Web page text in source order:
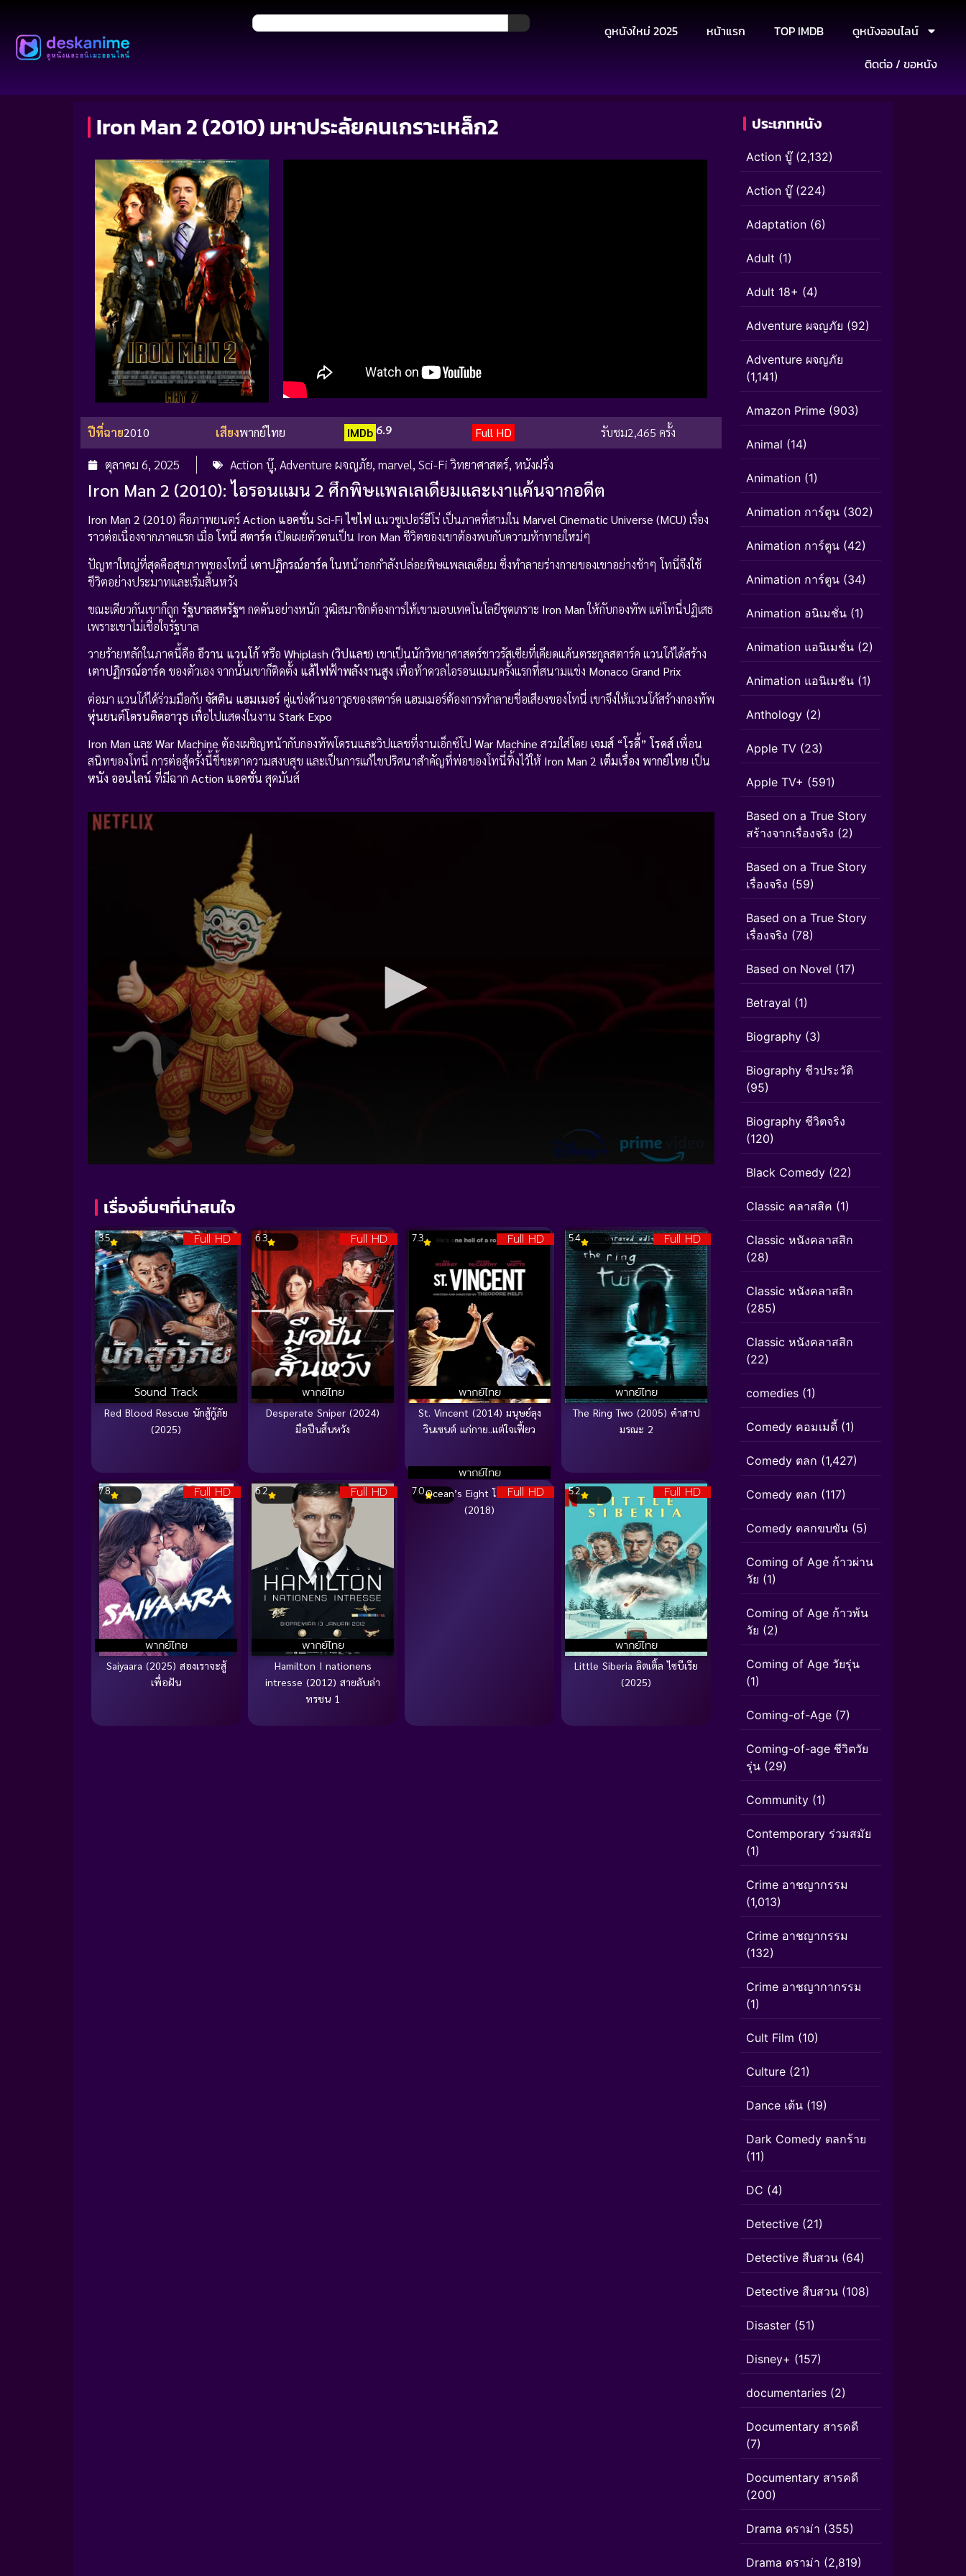
ดูหนังใหม่ 2025 หน้าแรก TOP IMDB
ดูหนังออนไลน์
ติดต่อ / ขอหนัง
Iron Man 2 (2010) มหาประลัยคนเกราะเหล็ก2
ปีที่ฉาย2010 เสียงพากย์ไทย IMDb 6.9 Full HD รับชม2,465 ครั้ง
ตุลาคม 6, 2025 Action บู๊, Adventure ผจญภัย, marvel, Sci-Fi วิทยาศาสตร์, หนังฝรั่ง
Iron Man 2 (2010): ไอรอนแมน 2 ศึกพิษแพลเลเดียมและเงาแค้นจากอดีต
Iron Man 2 (2010) คือภาพยนตร์Action แอคชั่น Sci-Fi ไซไฟ แนวซูเปอร์ฮีโร่ เป็นภาคที่สามใน Marvel Cinematic Universe (MCU) เรื่อง
ราวต่อเนื่องจากภาคแรก เมื่อ โทนี่ สตาร์ค เปิดเผยตัวตนเป็น Iron Man ชีวิตของเขาต้องพบกับความท้าทายใหม่ๆ
ปัญหาใหญ่ที่สุดคือสุขภาพของโทนี่ เตาปฏิกรณ์อาร์คในหน้าอกกำลังปล่อยพิษแพลเลเดียม ซึ่งทำลายร่างกายของเขาอย่างช้าๆ โทนี่จึงใช้
ชีวิตอย่างประมาทและเริ่มสิ้นหวัง
ขณะเดียวกันเขาก็ถูก รัฐบาลสหรัฐฯ กดดันอย่างหนัก วุฒิสมาชิกต้องการให้เขามอบเทคโนโลยีชุดเกราะ Iron Manให้กับกองทัพ แต่โทนี่ปฏิเสธ
เพราะเขาไม่เชื่อใจรัฐบาล
วายร้ายหลักในภาคนี้คือ อีวาน แวนโก้หรือ Whiplash (วิปแลช) เขาเป็นนักวิทยาศาสตร์ชาวรัสเซียที่เคียดแค้นตระกูลสตาร์ค แวนโก้ได้สร้าง
เตาปฏิกรณ์อาร์ค ของตัวเอง จากนั้นเขาก็ติดตั้ง แส้ไฟฟ้าพลังงานสูง เพื่อท้าดวลไอรอนแมนครั้งแรกที่สนามแข่ง Monaco Grand Prix
ต่อมา แวนโก้ได้ร่วมมือกับ จัสติน แฮมเมอร์ คู่แข่งด้านอาวุธของสตาร์ค แฮมเมอร์ต้องการทำลายชื่อเสียงของโทนี่ เขาจึงให้แวนโก้สร้างกองทัพ
หุ่นยนต์โดรนติดอาวุธเพื่อไปแสดงในงาน Stark Expo
Iron Man และ War Machine ต้องเผชิญหน้ากับกองทัพโดรนและวิปแลชที่งานเอ็กซ์โป War Machine สวมใส่โดย เจมส์ “โรดี้” โรดส์เพื่อน
สนิทของโทนี่ การต่อสู้ครั้งนี้ชี้ชะตาความสงบสุข และเป็นการแก้ไขปริศนาสำคัญที่พ่อของโทนี่ทิ้งไว้ให้ Iron Man 2 เต็มเรื่อง พากย์ไทย เป็น
หนัง ออนไลน์ ที่มีฉาก Action แอคชั่น สุดมันส์
เรื่องอื่นๆที่น่าสนใจ
Full HD
Sound Track
3.5
Red Blood Rescue นักสู้กู้ภัย
(2025)
Full HD
พากย์ไทย
6.3
Desperate Sniper (2024)
มือปืนสิ้นหวัง
Full HD
พากย์ไทย
7.3
St. Vincent (2014) มนุษย์ลุง
วินเซนต์ แก่กาย..แต่ใจเฟี้ยว
Full HD
พากย์ไทย
5.4
The Ring Two (2005) คำสาป
มรณะ 2
Full HD
พากย์ไทย
7.8
Saiyaara (2025) สองเราจะสู้
เพื่อฝัน
Full HD
พากย์ไทย
6.2
Hamilton I nationens
intresse (2012) สายลับล่า
ทรชน 1
Full HD
พากย์ไทย
7.0Ocean’s Eight โอเชียน 8
(2018)
Full HD
พากย์ไทย
5.2
Little Siberia ลิตเติ้ล ไซบีเรีย
(2025)
ประเภทหนัง
Action บู๊(2,132)
Action บู๊(224)
Adaptation (6)
Adult (1)
Adult 18+ (4)
Adventure ผจญภัย (92)
Adventure ผจญภัย
(1,141)
Amazon Prime (903)
Animal (14)
Animation (1)
Animation การ์ตูน (302)
Animation การ์ตูน (42)
Animation การ์ตูน (34)
Animation อนิเมชั่น (1)
Animation แอนิเมชั่น (2)
Animation แอนิเมชัน (1)
Anthology (2)
Apple TV (23)
Apple TV+ (591)
Based on a True Story
สร้างจากเรื่องจริง (2)
Based on a True Story
เรื่องจริง (59)
Based on a True Story
เรื่องจริง (78)
Based on Novel (17)
Betrayal (1)
Biography (3)
Biography ชีวประวัติ
(95)
Biography ชีวิตจริง
(120)
Black Comedy (22)
Classic คลาสสิค (1)
Classic หนังคลาสสิก
(28)
Classic หนังคลาสสิก
(285)
Classic หนังคลาสสิก
(22)
comedies (1)
Comedy คอมเมดี้ (1)
Comedy ตลก (1,427)
Comedy ตลก (117)
Comedy ตลกขบขัน (5)
Coming of Age ก้าวผ่าน
วัย (1)
Coming of Age ก้าวพ้น
วัย (2)
Coming of Age วัยรุ่น
(1)
Coming-of-Age (7)
Coming-of-age ชีวิตวัย
รุ่น (29)
Community (1)
Contemporary ร่วมสมัย
(1)
Crime อาชญากรรม
(1,013)
Crime อาชญากรรม
(132)
Crime อาชญากากรรม
(1)
Cult Film (10)
Culture (21)
Dance เต้น (19)
Dark Comedy ตลกร้าย
(11)
DC (4)
Detective (21)
Detective สืบสวน (64)
Detective สืบสวน (108)
Disaster (51)
Disney+ (157)
documentaries (2)
Documentary สารคดี
(7)
Documentary สารคดี
(200)
Drama ดราม่า (355)
Drama ดราม่า (2,819)